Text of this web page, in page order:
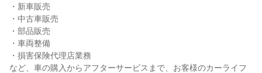
・新車販売
・中古車販売
・部品販売
・車両整備
・損害保険代理店業務
など、車の購入からアフターサービスまで、お客様のカーライフ